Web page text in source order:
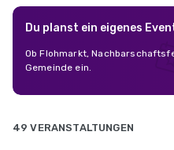
Du planst ein eigenes
Ob Flohmarkt,
Gemeinde ein.
49 VERANSTALTUNGEN